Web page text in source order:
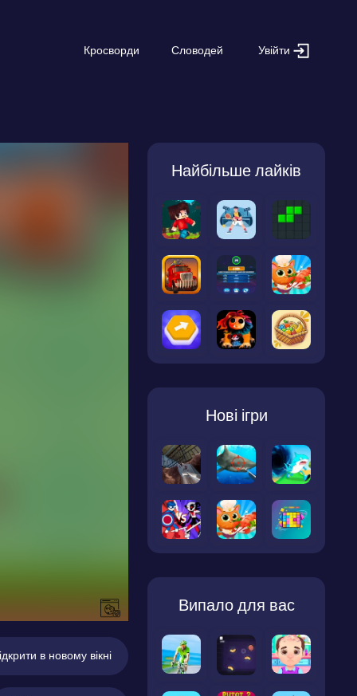
Кросворди Словодей Увійти
в новому вікні
Найбільше лайків
Нові ігри
Випало для вас